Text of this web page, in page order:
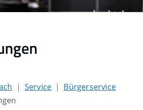
Service
Bürgerservice